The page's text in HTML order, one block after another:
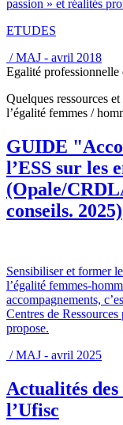
passion » et réalités
ETUDES
/ MAJ - avril 2018
Egalité professionnelle
Quelques ressources
l’égalité femmes /
GUIDE
l’ESS sur les
(Opale/
conseils. 2025)
Sensibiliser et former
l’égalité femmes-
accompagnements,
Centres de
propose.
/ MAJ - avril 2025
Actualités
l’Ufisc